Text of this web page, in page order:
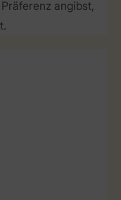
angibst,